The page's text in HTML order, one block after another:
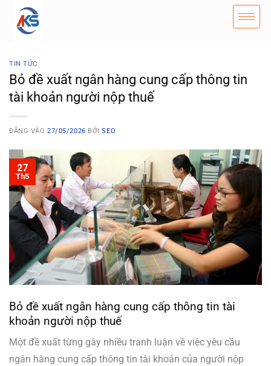
TIN TỨC
Bỏ đề xuất ngân hàng cung cấp thông tin
tài khoản người nộp thuế
ĐĂNG VÀO27/05/2026 BỞISEO
27
Th5
Bỏ đề xuất ngân hàng cung cấp thông tin tài
khoản người nộp thuế
Một đề xuất từng gây nhiều tranh luận về việc yêu cầu
ngân hàng cung cấp thông tin tài khoản của người nộp